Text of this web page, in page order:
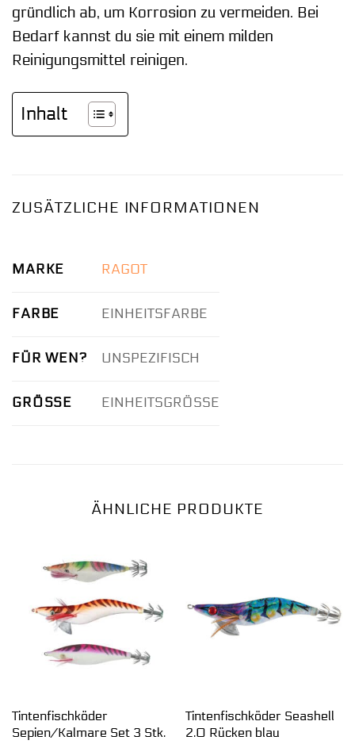
gründlich ab, um Korrosion zu vermeiden. Bei
Bedarf kannst du sie mit einem milden
Reinigungsmittel reinigen.
Inhalt
ZUSÄTZLICHE INFORMATIONEN
MARKE RAGOT
FARBE EINHEITSFARBE
FÜR WEN? UNSPEZIFISCH
GRÖSSE EINHEITSGRÖSSE
ÄHNLICHE PRODUKTE
Tintenfischköder
Sepien/Kalmare Set 3 Stk.
Tintenfischköder Seashell
2.0 Rücken blau